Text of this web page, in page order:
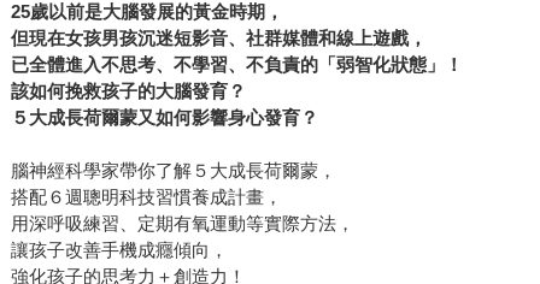
25歲以前是大腦發展的黃金時期，
但現在女孩男孩沉迷短影音、社群媒體和線上遊戲，
已全體進入不思考、不學習、不負責的「弱智化狀態」！
該如何挽救孩子的大腦發育？
５大成長荷爾蒙又如何影響身心發育？
腦神經科學家帶你了解５大成長荷爾蒙，
搭配６週聰明科技習慣養成計畫，
用深呼吸練習、定期有氧運動等實際方法，
讓孩子改善手機成癮傾向，
強化孩子的思考力＋創造力！